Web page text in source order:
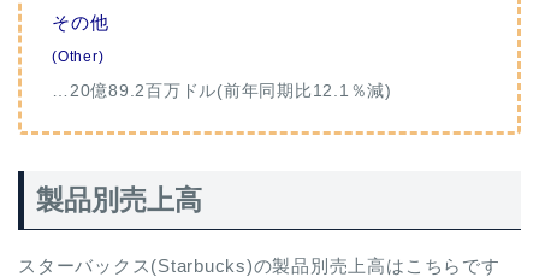
その他
(Other)
…20億89.2百万ドル(前年同期比12.1％減)
製品別売上高
スターバックス(Starbucks)の製品別売上高はこちらです